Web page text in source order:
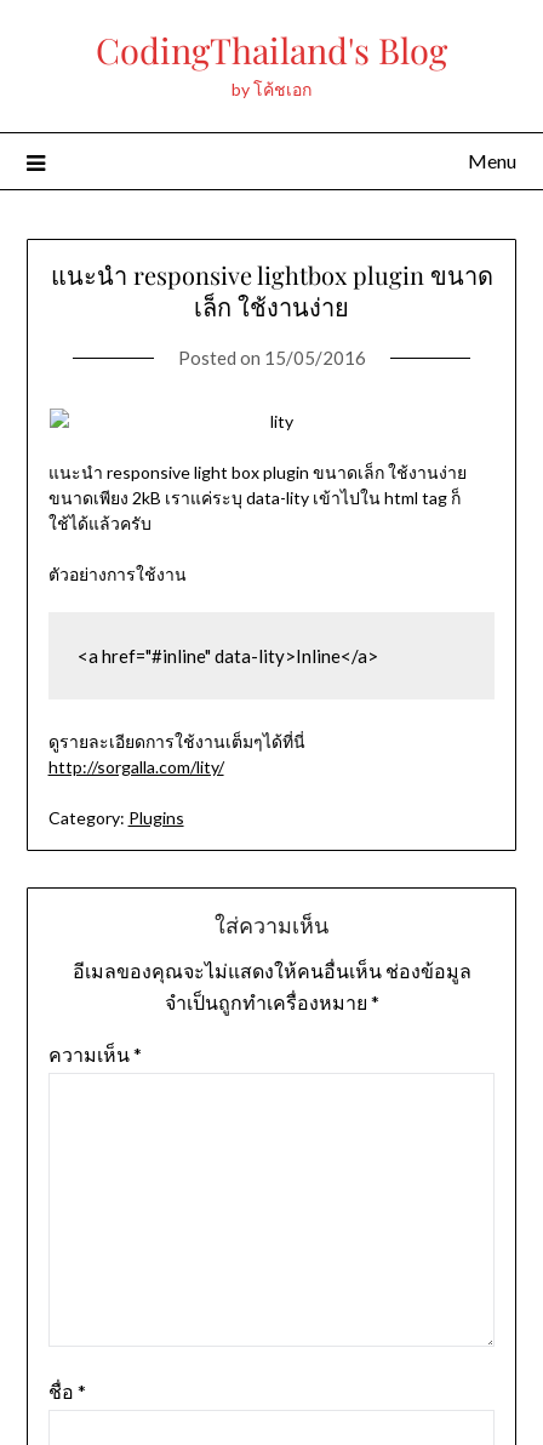
CodingThailand's Blog
by โค้ชเอก
Menu
แนะนำ responsive lightbox plugin ขนาด
เล็ก ใช้งานง่าย
Posted on 15/05/2016
แนะนำ responsive light box plugin ขนาดเล็ก ใช้งานง่าย
ขนาดเพียง 2kB เราแค่ระบุ data-lity เข้าไปใน html tag ก็
ใช้ได้แล้วครับ
ตัวอย่างการใช้งาน
<a href="‪#‎inline‬" data-lity>Inline</a>
ดูรายละเอียดการใช้งานเต็มๆได้ที่นี่
http://sorgalla.com/lity/
Category: Plugins
ใส่ความเห็น
อีเมลของคุณจะไม่แสดงให้คนอื่นเห็น ช่องข้อมูล
จำเป็นถูกทำเครื่องหมาย *
ความเห็น*
ชื่อ *